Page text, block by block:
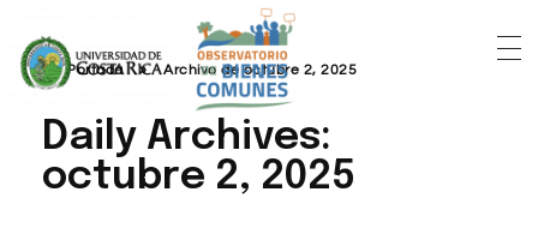
Portada » Archivo de octubre 2, 2025
Daily Archives:
octubre 2, 2025